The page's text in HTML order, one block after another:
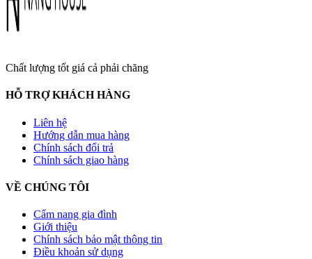
Chất lượng tốt giá cả phải chăng
HỖ TRỢ KHÁCH HÀNG
Liên hệ
Hướng dẫn mua hàng
Chính sách đổi trả
Chính sách giao hàng
VỀ CHÚNG TÔI
Cẩm nang gia đình
Giới thiệu
Chính sách bảo mật thông tin
Điều khoản sử dụng